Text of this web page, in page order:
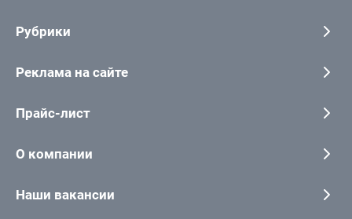
Рубрики
Реклама на сайте
Прайс-лист
О компании
Наши вакансии